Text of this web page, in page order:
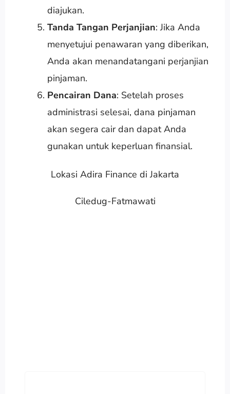
diajukan.
Tanda Tangan Perjanjian: Jika Anda
menyetujui penawaran yang diberikan,
Anda akan menandatangani perjanjian
pinjaman.
Pencairan Dana: Setelah proses
administrasi selesai, dana pinjaman
akan segera cair dan dapat Anda
gunakan untuk keperluan finansial.
Lokasi Adira Finance di Jakarta
Ciledug-Fatmawati